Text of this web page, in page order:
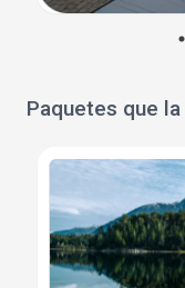
Paquetes que